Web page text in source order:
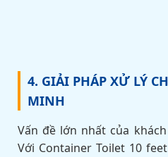
4. GIẢI PHÁP XỬ LÝ
MINH
Vấn đề lớn nhất của
Với Container Toilet 10